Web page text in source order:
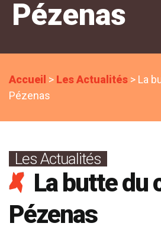
Pézenas
Accueil > Les Actualités > La
Pézenas
Les Actualités
La butte du
Pézenas